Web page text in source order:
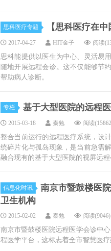
思科医疗专题 【思科医疗在
2017-04-27 HIT金子 阅读
思科能提供以医生为中心、灵活易
随地开展远程会诊。这不仅能够节
帮助病人诊断。
专栏 基于大型医院的远程
2015-03-18 秦勉 阅读
整合当前运行的远程医疗系统，设
统碎片化与孤岛现象，是当前急需
融合现有的基于大型医院的视屏远
信息化时讯
南京市暨鼓楼医
卫生机构
2015-02-02 秦勉 阅读(9046)
南京市暨鼓楼医院远程医学会诊中
程医学平台，这标志着全市智慧医